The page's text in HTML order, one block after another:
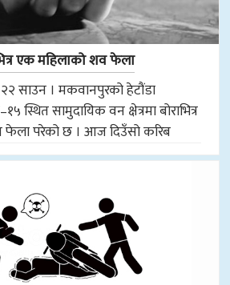
एक महिलाको शव फेला
साउन । मकवानपुरको हेटौंडा
स्थित सामुदायिक वन क्षेत्रमा बोराभित्र
फेला परेको छ । आज दिउँसो करिब